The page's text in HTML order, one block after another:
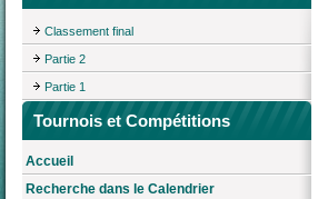
Classement final
Partie 2
Partie 1
Tournois et Compétitions
Accueil
Recherche dans le Calendrier